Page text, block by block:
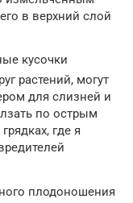
в верхний слой
кусочки
растений, могут
для слизней и
по острым
где я
плодоношения